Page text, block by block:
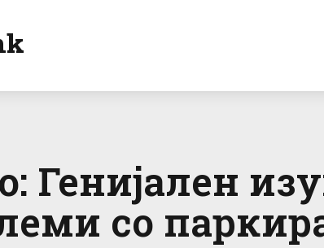
Генијален
со